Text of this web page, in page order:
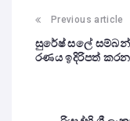
Previous article
සුරේෂ් සලේ
රණය ඉදිරිපත්